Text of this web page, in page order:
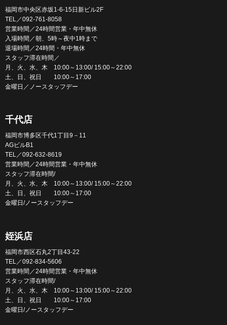
福岡市中央区赤坂1-6-15日新ビル2F
TEL／092-761-8058
営業時間／24時間営業・年中無休
入場時間／朝、5時～夜中1時まで
退場時間／24時間・年中無休
スタッフ滞在時間／
月、火、水、木 10:00～13:00/ 15:00～22:00
土、日、祝日 10:00～17:00
金曜日／ノースタッフデー
千代店
福岡市博多区千代1丁目9－11
AGビルB1
TEL／092-632-8619
営業時間／24時間営業・年中無休
スタッフ滞在時間/
月、火、水、木 10:00～13:00/ 15:00～22:00
土、日、祝日 10:00～17:00
金曜日/ノースタッフデー
姪浜店
福岡市西区石丸2丁目43-22
TEL／092-834-5606
営業時間／24時間営業・年中無休
スタッフ滞在時間/
月、火、水、木 10:00～13:00/ 15:00～22:00
土、日、祝日 10:00～17:00
金曜日/ノースタッフデー